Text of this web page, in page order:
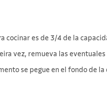
cocinar es de 3/4 de la
vez, remueva las
se pegue en el fondo de